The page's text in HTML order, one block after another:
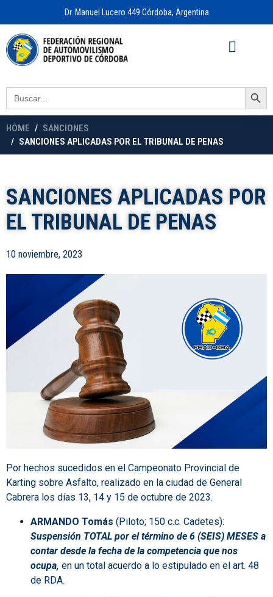
Dr. Manuel Lucero 449 Córdoba, Argentina
Search
for:
Search Button
HOME
SANCIONES
SANCIONES APLICADAS POR EL TRIBUNAL DE PENAS
SANCIONES APLICADAS POR
EL TRIBUNAL DE PENAS
10 noviembre, 2023
Por hechos sucedidos en el Campeonato Provincial de
Karting sobre Asfalto, realizado en la ciudad de General
Cabrera los días 13, 14 y 15 de octubre de 2023.
ARMANDO Tomás (Piloto; 150 c.c. Cadetes):
Suspensión TOTAL por el término de 6 (SEIS) MESES a
contar desde la fecha de la competencia que nos
ocupa, en un total acuerdo a lo estipulado en el art. 48
de RDA.